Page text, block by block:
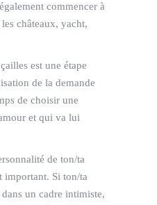
commencer à
châteaux, yacht,
est une étape
de la demande
de choisir une
et qui va lui
de ton/ta
important. Si ton/ta
un cadre intimiste,